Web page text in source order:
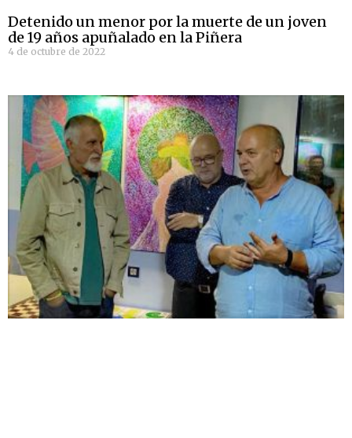
Detenido un menor por la muerte de un joven
de 19 años apuñalado en la Piñera
4 de octubre de 2022